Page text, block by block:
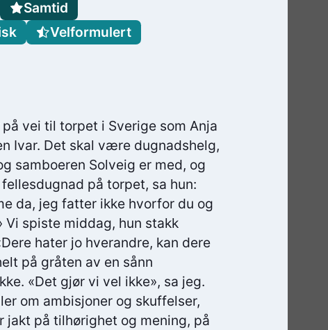
vei til torpet i Sverige som Anja
Ivar. Det skal være dugnadshelg,
samboeren Solveig er med, og
på torpet, sa hun:
da, jeg fatter ikke hvorfor du og
Vi spiste middag, hun stakk
hater jo hverandre, kan dere
på gråten av en sånn
«Det gjør vi vel ikke», sa jeg.
om ambisjoner og skuffelser,
jakt på tilhørighet og mening, på
Samtid
Velformulert